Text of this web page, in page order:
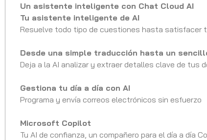
Un asistente inteligente con Chat Cloud AI
Tu asistente inteligente de AI
Resuelve todo tipo de cuestiones hasta satisfacer
Desde una simple traducción hasta un
Deja a la AI analizar y extraer detalles clave de tus
Gestiona tu día a día con AI
Programa y envía correos electrónicos sin esfuerzo
Microsoft Copilot
Tu AI de confianza, un compañero para el día a día